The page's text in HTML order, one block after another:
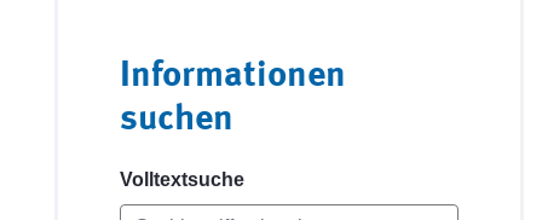
Informationen
suchen
Volltextsuche